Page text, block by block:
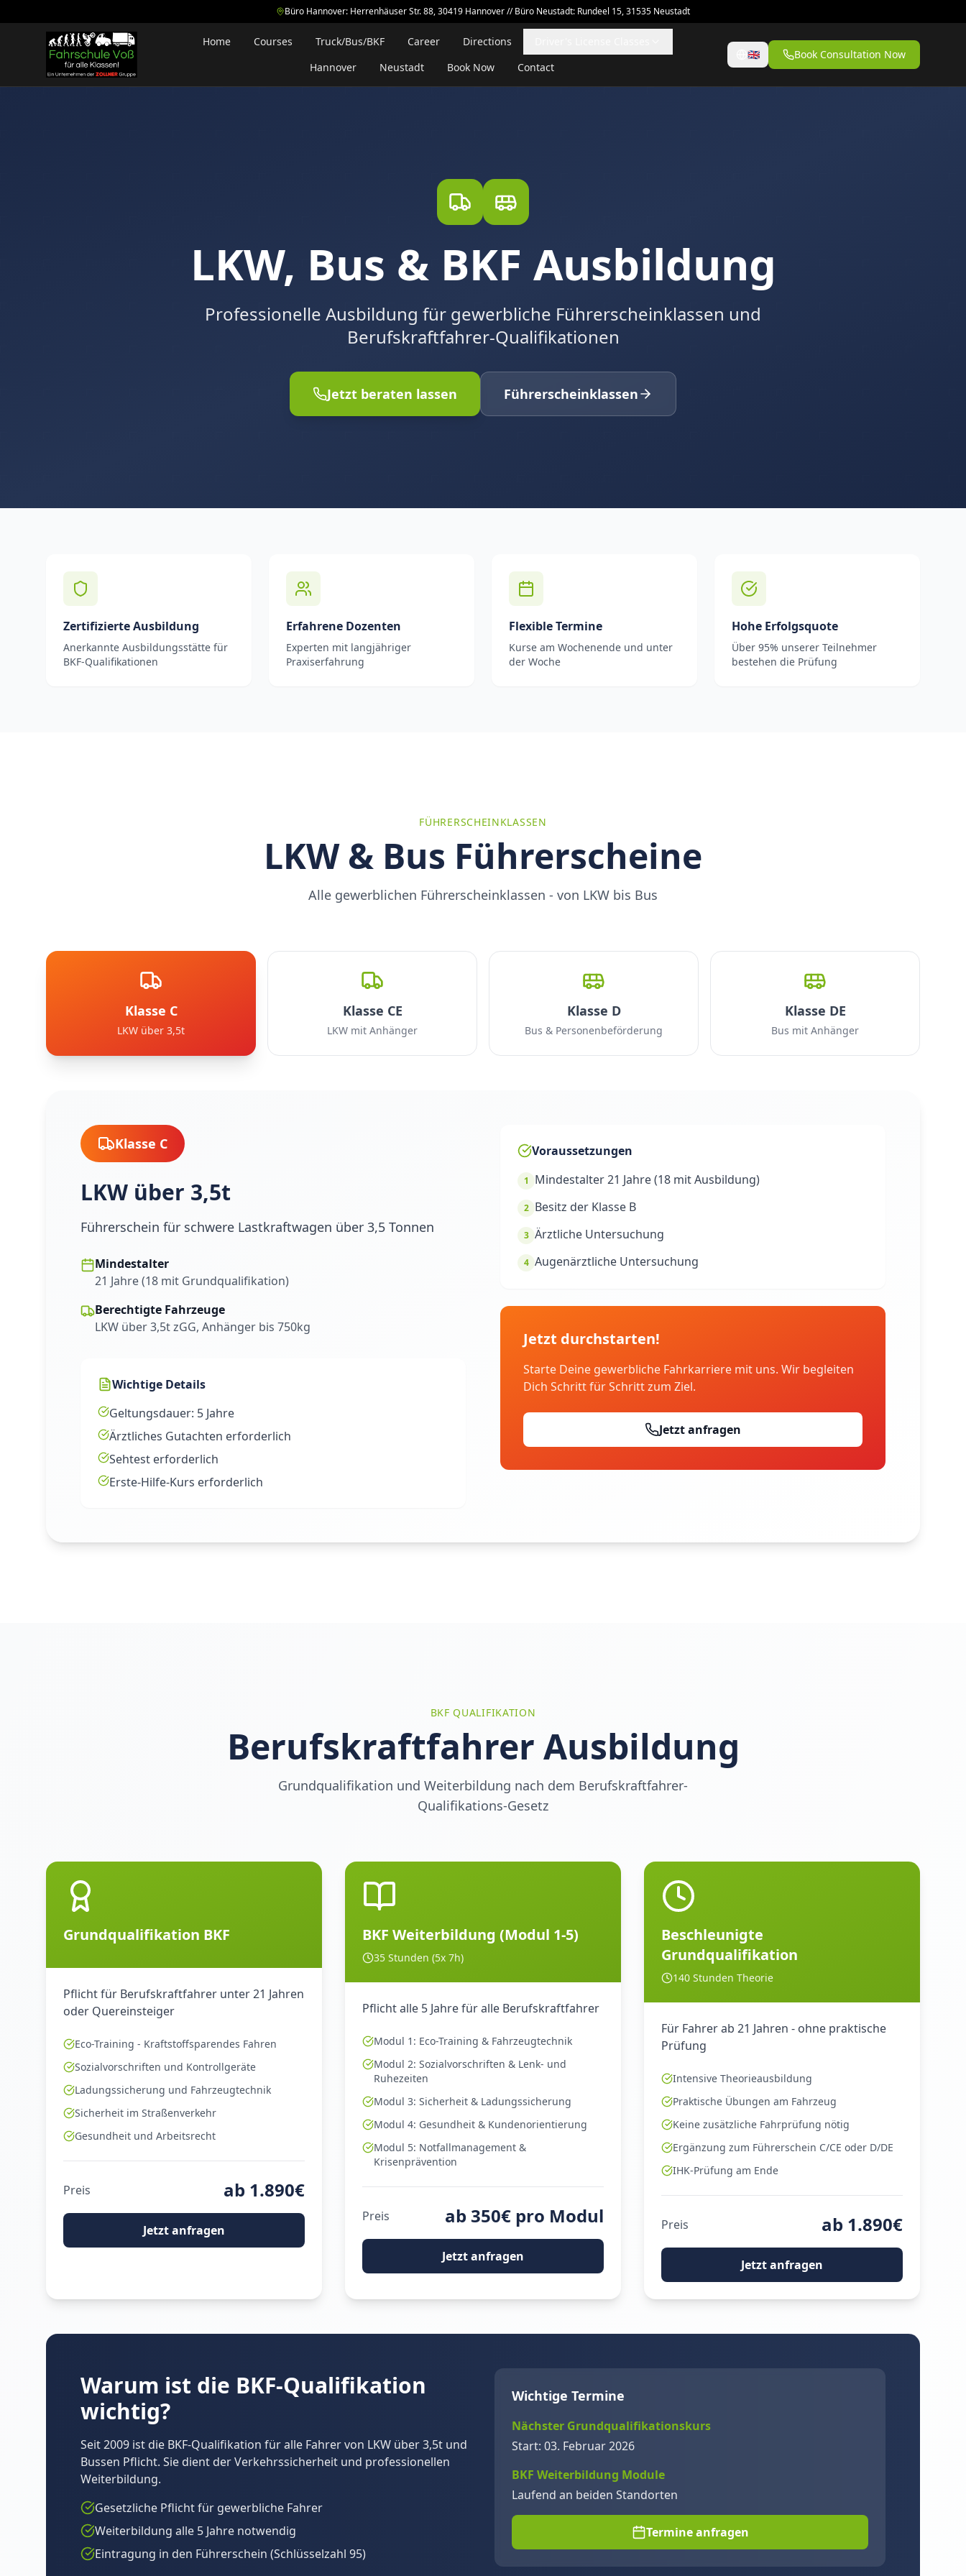
Büro Hannover: Herrenhäuser Str. 88, 30419 Hannover // Büro Neustadt: Rundeel 15, 31535 Neustadt
Home Courses Truck/Bus/BKF Career Directions
Hannover
Neustadt Book Now Contact
🇬🇧 Book Consultation Now
LKW, Bus & BKF Ausbildung
Professionelle Ausbildung für gewerbliche Führerscheinklassen und
Berufskraftfahrer-Qualifikationen
Jetzt beraten lassen Führerscheinklassen
Zertifizierte Ausbildung
Anerkannte Ausbildungsstätte für
BKF-Qualifikationen
Erfahrene Dozenten
Experten mit langjähriger
Praxiserfahrung
Flexible Termine
Kurse am Wochenende und unter
der Woche
Hohe Erfolgsquote
Über 95% unserer Teilnehmer
bestehen die Prüfung
FÜHRERSCHEINKLASSEN
LKW & Bus Führerscheine
Alle gewerblichen Führerscheinklassen - von LKW bis Bus
Klasse C
LKW über 3,5t
Klasse CE
LKW mit Anhänger
Klasse D
Bus & Personenbeförderung
Klasse DE
Bus mit Anhänger
Klasse C
LKW über 3,5t
Führerschein für schwere Lastkraftwagen über 3,5 Tonnen
Mindestalter
21 Jahre (18 mit Grundqualifikation)
Berechtigte Fahrzeuge
LKW über 3,5t zGG, Anhänger bis 750kg
Wichtige Details
Geltungsdauer: 5 Jahre
Ärztliches Gutachten erforderlich
Sehtest erforderlich
Erste-Hilfe-Kurs erforderlich
Voraussetzungen
1 Mindestalter 21 Jahre (18 mit Ausbildung)
2 Besitz der Klasse B
3 Ärztliche Untersuchung
4 Augenärztliche Untersuchung
Jetzt durchstarten!
Starte Deine gewerbliche Fahrkarriere mit uns. Wir begleiten
Dich Schritt für Schritt zum Ziel.
Jetzt anfragen
BKF QUALIFIKATION
Berufskraftfahrer Ausbildung
Grundqualifikation und Weiterbildung nach dem Berufskraftfahrer-
Qualifikations-Gesetz
Grundqualifikation BKF
Pflicht für Berufskraftfahrer unter 21 Jahren
oder Quereinsteiger
Eco-Training - Kraftstoffsparendes Fahren
Sozialvorschriften und Kontrollgeräte
Ladungssicherung und Fahrzeugtechnik
Sicherheit im Straßenverkehr
Gesundheit und Arbeitsrecht
Preis ab 1.890€
Jetzt anfragen
BKF Weiterbildung (Modul 1-5)
35 Stunden (5x 7h)
Pflicht alle 5 Jahre für alle Berufskraftfahrer
Modul 1: Eco-Training & Fahrzeugtechnik
Modul 2: Sozialvorschriften & Lenk- und
Ruhezeiten
Modul 3: Sicherheit & Ladungssicherung
Modul 4: Gesundheit & Kundenorientierung
Modul 5: Notfallmanagement &
Krisenprävention
Preis ab 350€ pro Modul
Jetzt anfragen
Beschleunigte
Grundqualifikation
140 Stunden Theorie
Für Fahrer ab 21 Jahren - ohne praktische
Prüfung
Intensive Theorieausbildung
Praktische Übungen am Fahrzeug
Keine zusätzliche Fahrprüfung nötig
Ergänzung zum Führerschein C/CE oder D/DE
IHK-Prüfung am Ende
Preis ab 1.890€
Jetzt anfragen
Warum ist die BKF-Qualifikation
wichtig?
Seit 2009 ist die BKF-Qualifikation für alle Fahrer von LKW über 3,5t und
Bussen Pflicht. Sie dient der Verkehrssicherheit und professionellen
Weiterbildung.
Gesetzliche Pflicht für gewerbliche Fahrer
Weiterbildung alle 5 Jahre notwendig
Eintragung in den Führerschein (Schlüsselzahl 95)
Wichtige Termine
Nächster Grundqualifikationskurs
Start: 03. Februar 2026
BKF Weiterbildung Module
Laufend an beiden Standorten
Termine anfragen